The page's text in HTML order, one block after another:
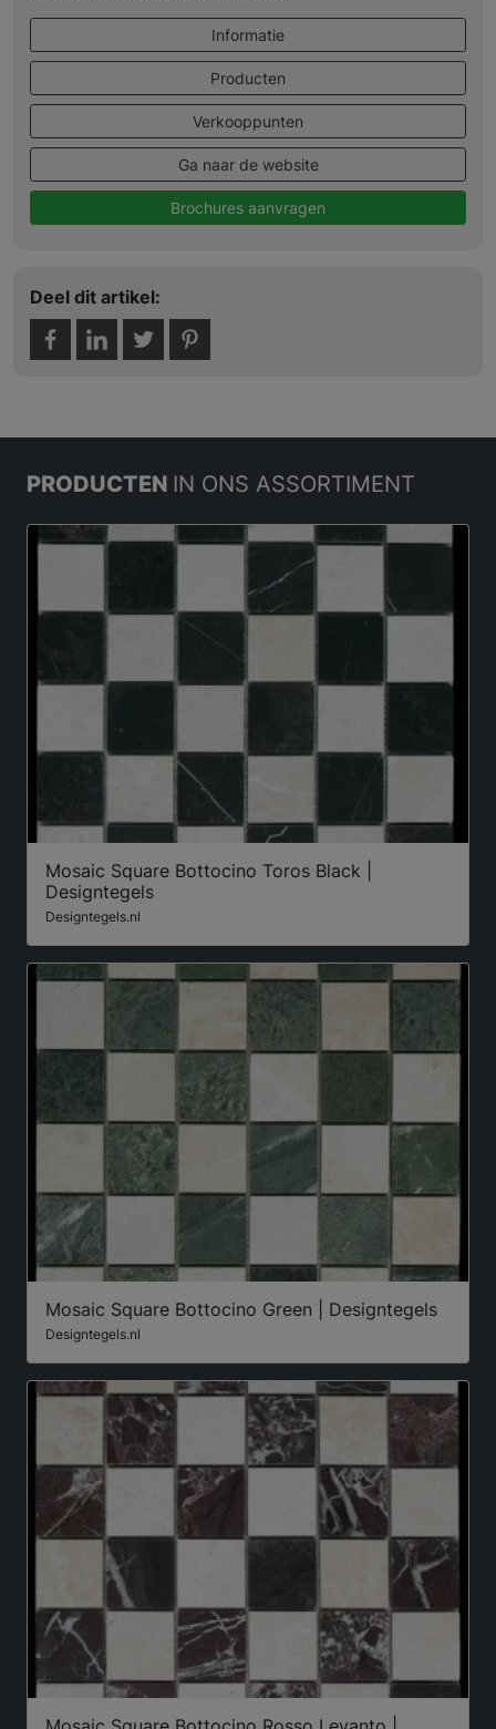
Informatie
Producten
Verkooppunten
Ga naar de website
Brochures aanvragen
Deel dit artikel:
PRODUCTEN IN ONS ASSORTIMENT
Mosaic Square Bottocino Toros Black |
Designtegels
Designtegels.nl
Mosaic Square Bottocino Green | Designtegels
Designtegels.nl